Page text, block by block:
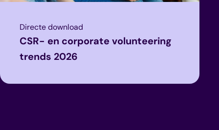
Directe download
CSR- en corporate volunteering
trends 2026